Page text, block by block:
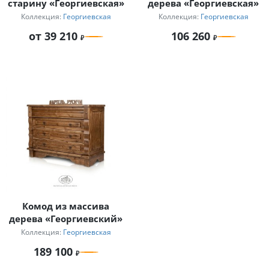
старину «Георгиевская»
Коллекция: Георгиевская
от 39 210
дерева «Георгиевская»
Коллекция: Георгиевская
106 260
Комод из массива
дерева «Георгиевский»
Коллекция: Георгиевская
189 100